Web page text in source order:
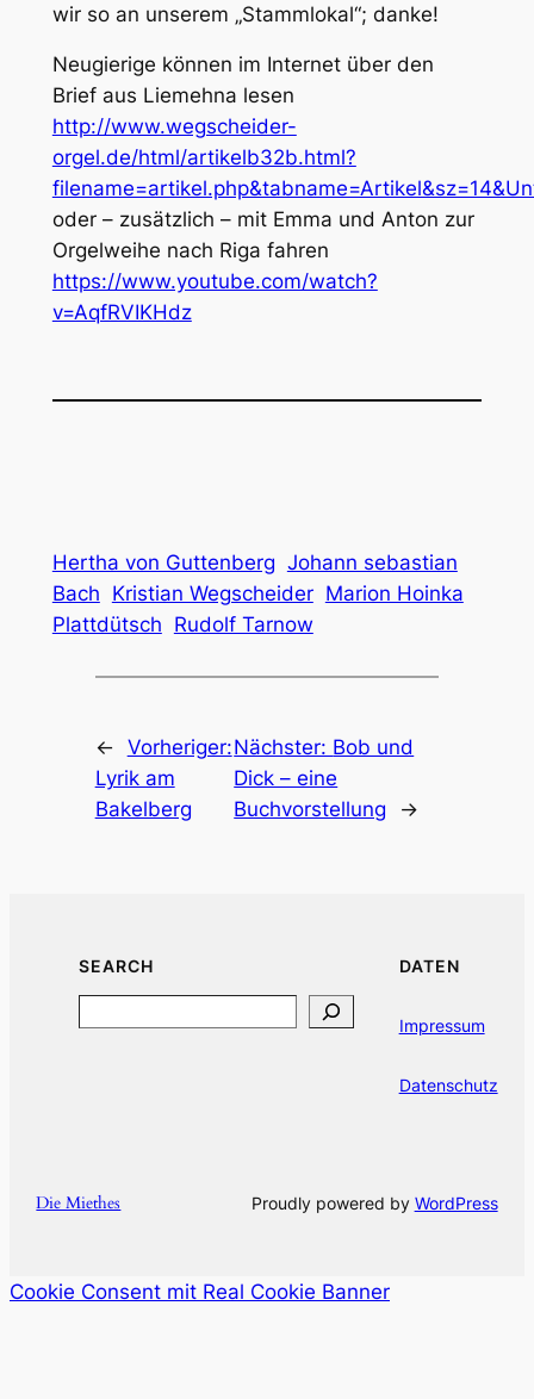
wir so an unserem „Stammlokal“; danke!
Neugierige können im Internet über den
Brief aus Liemehna lesen
http://www.wegscheider-
orgel.de/html/artikelb32b.html?
oder – zusätzlich – mit Emma und Anton zur
Orgelweihe nach Riga fahren
https://www.youtube.com/watch?
v=AqfRVIKHdz
Hertha von Guttenberg Johann sebastian
Bach Kristian Wegscheider Marion Hoinka
Plattdütsch Rudolf Tarnow
← Vorheriger:
Lyrik am
Bakelberg
Nächster: Bob und
Dick – eine
Buchvorstellung
→
SEARCH DATEN
Impressum
Datenschutz
Die Miethes Proudly powered by WordPress
Cookie Consent mit Real Cookie Banner